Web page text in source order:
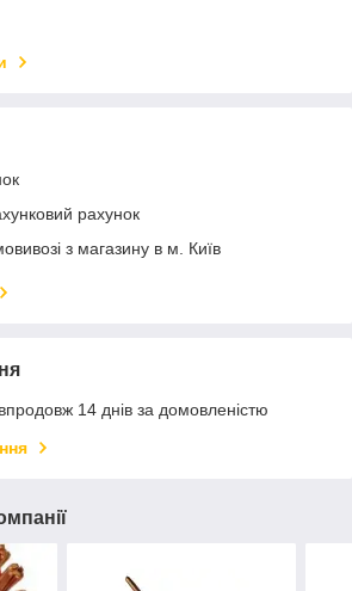
рахунок
з магазину в м. Київ
14 днів за домовленістю